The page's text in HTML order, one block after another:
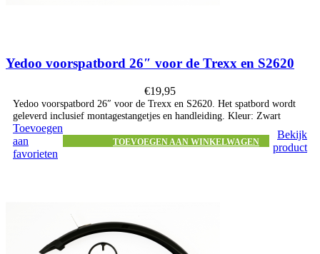
Yedoo voorspatbord 26″ voor de Trexx en S2620
€19,95
Yedoo voorspatbord 26″ voor de Trexx en S2620. Het spatbord wordt
geleverd inclusief montagestangetjes en handleiding. Kleur: Zwart
Toevoegen
aan
favorieten
TOEVOEGEN AAN WINKELWAGEN
Bekijk
product